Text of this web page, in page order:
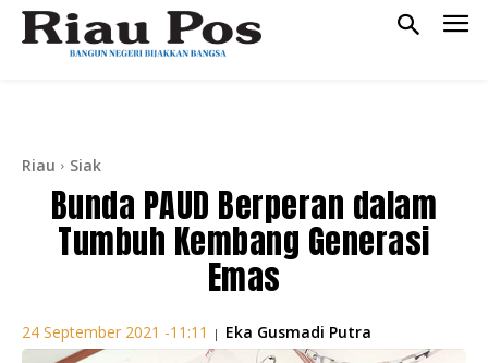
Riau Siak
Bunda PAUD Berperan dalam
Tumbuh Kembang Generasi
Emas
24 September 2021 -11:11 | Eka Gusmadi Putra